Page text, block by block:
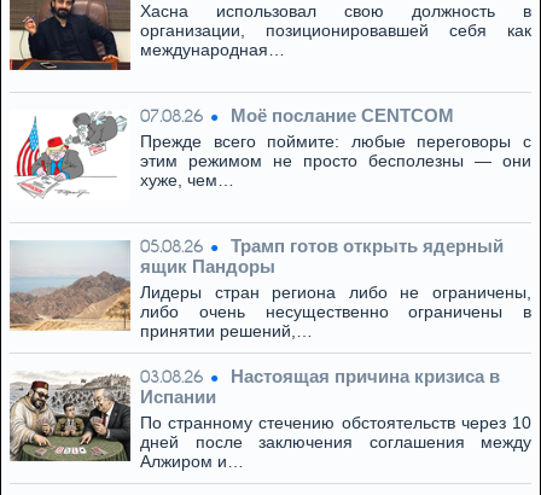
Хасна использовал свою должность в
организации, позиционировавшей себя как
международная…
07.08.26 Моё послание CENTCOM
Прежде всего поймите: любые переговоры с
этим режимом не просто бесполезны — они
хуже, чем…
05.08.26
Трамп готов открыть ядерный
ящик Пандоры
Лидеры стран региона либо не ограничены,
либо очень несущественно ограничены в
принятии решений,…
03.08.26
Настоящая причина кризиса в
Испании
По странному стечению обстоятельств через 10
дней после заключения соглашения между
Алжиром и…